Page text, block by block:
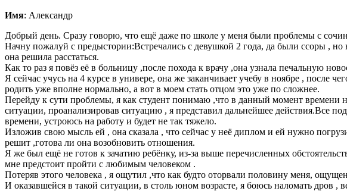
Имя: Александр
Добрый день. Сразу говорю, что ещё даже по школе у меня были проблемы с
Начну пожалуй с предыстории:Встречались с девушкой 2 года, да были ссоры ,
она решила расстаться.
Как то раз я повёз её в больницу ,после похода к врачу ,она узнала печальную
Я сейчас учусь на 4 курсе в универе, она же заканчивает учебу в ноябре , после
родить уже вполне нормально, а вот в моем стать отцом это уже по сложнее.
Перейду к сути проблемы, я как студент понимаю ,что в данный момент времени
ситуации, проанализировав ситуацию , я представил дальнейшее действия.Все
времени, устроюсь на работу и будет не так тяжело.
Изложив свою мысль ей , она сказала , что сейчас у неё диплом и ей нужно
решит ,готова ли она возобновить отношения.
Я же был ещё не готов к зачатию ребёнку, из-за выше перечисленных
мне предстоит пройти с любимым человеком .
Потеряв этого человека , я ощутил ,что как будто оторвали половину меня,
И оказавшейся в такой ситуации, в столь юном возрасте, я боюсь наломать дров ,